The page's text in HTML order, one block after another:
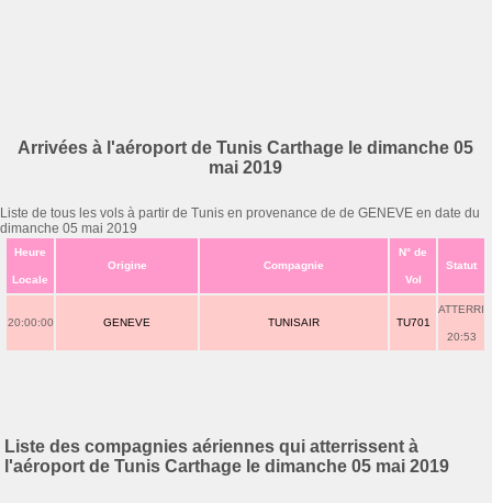
Arrivées à l'aéroport de Tunis Carthage le dimanche 05
mai 2019
Liste de tous les vols à partir de Tunis en provenance de de GENEVE en date du
dimanche 05 mai 2019
Heure
Locale
Origine Compagnie
N° de
Vol
Statut
20:00:00 GENEVE TUNISAIR TU701
ATTERRI
20:53
Liste des compagnies aériennes qui atterrissent à
l'aéroport de Tunis Carthage le dimanche 05 mai 2019